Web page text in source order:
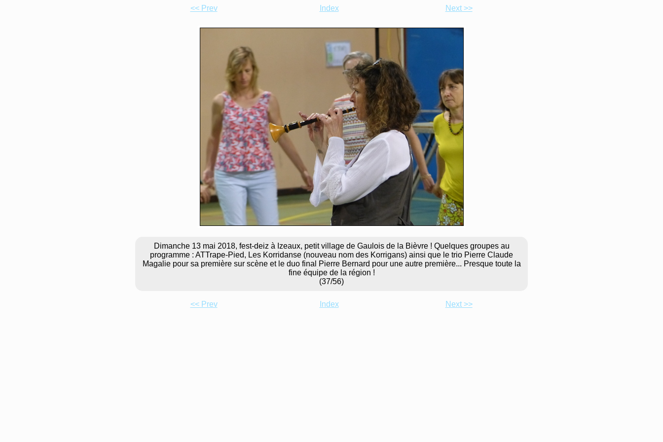
<< Prev Index Next >>
Dimanche 13 mai 2018, fest-deiz à Izeaux, petit village de Gaulois de la Bièvre ! Quelques groupes au
programme : ATTrape-Pied, Les Korridanse (nouveau nom des Korrigans) ainsi que le trio Pierre Claude
Magalie pour sa première sur scène et le duo final Pierre Bernard pour une autre première... Presque toute la
fine équipe de la région !
(37/56)
<< Prev Index Next >>